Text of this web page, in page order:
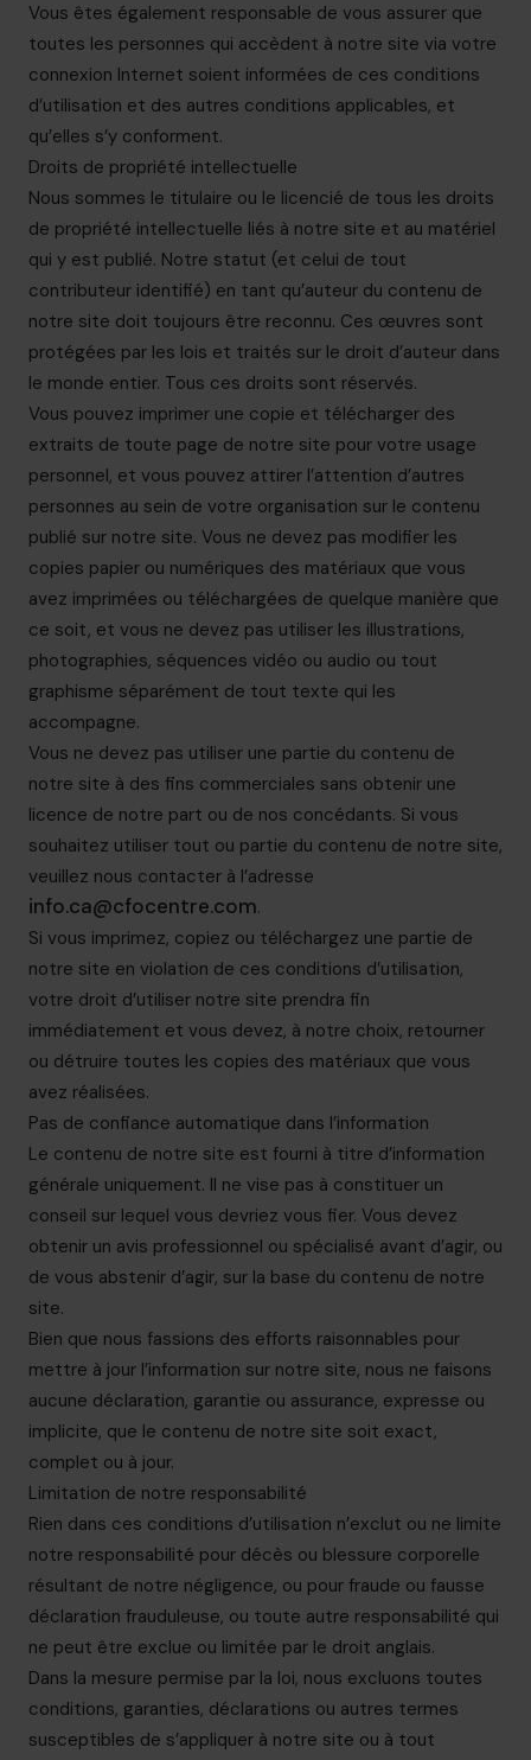
Vous êtes également responsable de vous assurer que
toutes les personnes qui accèdent à notre site via votre
connexion Internet soient informées de ces conditions
d’utilisation et des autres conditions applicables, et
qu’elles s’y conforment.
Droits de propriété intellectuelle
Nous sommes le titulaire ou le licencié de tous les droits
de propriété intellectuelle liés à notre site et au matériel
qui y est publié. Notre statut (et celui de tout
contributeur identifié) en tant qu’auteur du contenu de
notre site doit toujours être reconnu. Ces œuvres sont
protégées par les lois et traités sur le droit d’auteur dans
le monde entier. Tous ces droits sont réservés.
Vous pouvez imprimer une copie et télécharger des
extraits de toute page de notre site pour votre usage
personnel, et vous pouvez attirer l’attention d’autres
personnes au sein de votre organisation sur le contenu
publié sur notre site. Vous ne devez pas modifier les
copies papier ou numériques des matériaux que vous
avez imprimées ou téléchargées de quelque manière que
ce soit, et vous ne devez pas utiliser les illustrations,
photographies, séquences vidéo ou audio ou tout
graphisme séparément de tout texte qui les
accompagne.
Vous ne devez pas utiliser une partie du contenu de
notre site à des fins commerciales sans obtenir une
licence de notre part ou de nos concédants. Si vous
souhaitez utiliser tout ou partie du contenu de notre site,
veuillez nous contacter à l’adresse
info.ca@cfocentre.com.
Si vous imprimez, copiez ou téléchargez une partie de
notre site en violation de ces conditions d’utilisation,
votre droit d’utiliser notre site prendra fin
immédiatement et vous devez, à notre choix, retourner
ou détruire toutes les copies des matériaux que vous
avez réalisées.
Pas de confiance automatique dans l’information
Le contenu de notre site est fourni à titre d’information
générale uniquement. Il ne vise pas à constituer un
conseil sur lequel vous devriez vous fier. Vous devez
obtenir un avis professionnel ou spécialisé avant d’agir, ou
de vous abstenir d’agir, sur la base du contenu de notre
site.
Bien que nous fassions des efforts raisonnables pour
mettre à jour l’information sur notre site, nous ne faisons
aucune déclaration, garantie ou assurance, expresse ou
implicite, que le contenu de notre site soit exact,
complet ou à jour.
Limitation de notre responsabilité
Rien dans ces conditions d’utilisation n’exclut ou ne limite
notre responsabilité pour décès ou blessure corporelle
résultant de notre négligence, ou pour fraude ou fausse
déclaration frauduleuse, ou toute autre responsabilité qui
ne peut être exclue ou limitée par le droit anglais.
Dans la mesure permise par la loi, nous excluons toutes
conditions, garanties, déclarations ou autres termes
susceptibles de s’appliquer à notre site ou à tout